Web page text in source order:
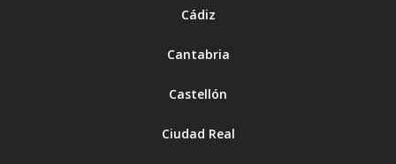
Cádiz
Cantabria
Castellón
Ciudad Real